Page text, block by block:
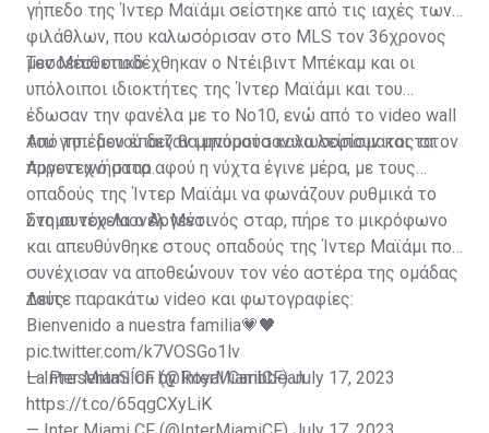
γήπεδο της Ίντερ Μαϊάμι σείστηκε από τις ιαχές των
φιλάθλων, που καλωσόρισαν στο MLS τον 36χρονος
μεσοεπιθετικό.
Τον Μέσι υποδέχθηκαν ο Ντέιβιντ Μπέκαμ και οι
υπόλοιποι ιδιοκτήτες της Ίντερ Μαϊάμι και του
έδωσαν την φανέλα με το Νο10, ενώ από το video wall
του γηπέδου έπαιζαν μηνύματα καλωσορίσματος στον
Αργεντινό σταρ.
Από το... μενού δεν θα μπορούσαν να λείπουν και τα
πυροτεχνήματα αφού η νύχτα έγινε μέρα, με τους
οπαδούς της Ίντερ Μαϊάμι να φωνάζουν ρυθμικά το
όνομα του Λιονέλ Μέσι.
Στη συνέχεια ο Αργεντινός σταρ, πήρε το μικρόφωνο
και απευθύνθηκε στους οπαδούς της Ίντερ Μαϊάμι που
συνέχισαν να αποθεώνουν τον νέο αστέρα της ομάδας
τους.
Δείτε παρακάτω video και φωτογραφίες:
Bienvenido a nuestra familia💗🖤
pic.twitter.com/k7VOSGo1lv
— Inter Miami CF (@InterMiamiCF)July 17, 2023
La PresentaSÍon by Royal Caribbean
https://t.co/65qgCXyLiK